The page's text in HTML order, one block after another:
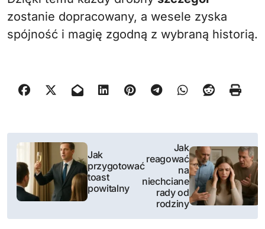
zostanie dopracowany, a wesele zyska
spójność i magię zgodną z wybraną historią.
N
w
i
Jak
przygotować
toast
powitalny
Jak
reagować
na
niechciane
rady od
rodziny